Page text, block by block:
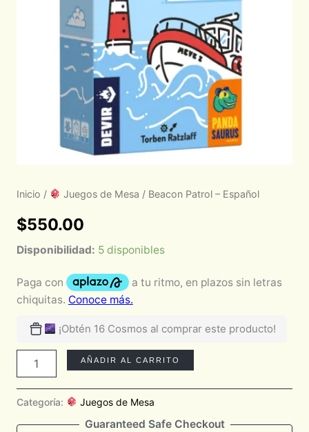
Inicio / Juegos de Mesa / Beacon Patrol – Español
$550.00
Disponibilidad: 5 disponibles
¡Obtén 16 Cosmos al comprar este producto!
AÑADIR AL CARRITO
Categoría: Juegos de Mesa
Guaranteed Safe Checkout